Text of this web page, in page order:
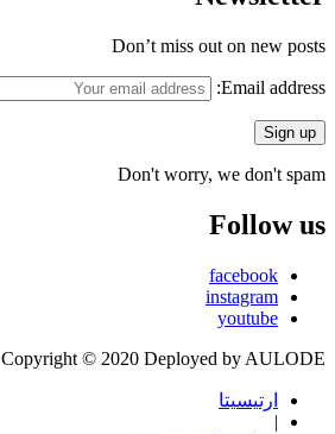
Don’t miss out on new posts
Email address:
Don't worry, we don't spam
Follow us
facebook
instagram
youtube
Copyright © 2020 Deployed by AULODE
ارتيسيتا
|